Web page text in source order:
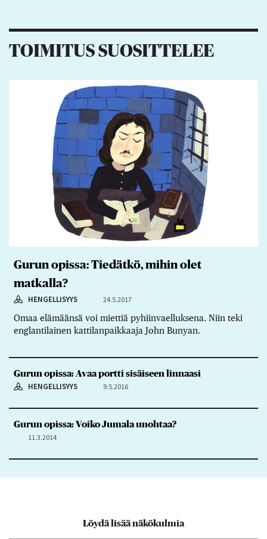
TOIMITUS SUOSITTELEE
Gurun opissa: Tiedätkö, mihin olet
matkalla?
HENGELLISYYS 24.5.2017
Omaa elämäänsä voi miettiä pyhiinvaelluksena. Niin teki
englantilainen kattilanpaikkaaja John Bunyan.
Gurun opissa: Avaa portti sisäiseen linnaasi
HENGELLISYYS 9.5.2016
Gurun opissa: Voiko Jumala unohtaa?
11.3.2014
Löydä lisää näkökulmia